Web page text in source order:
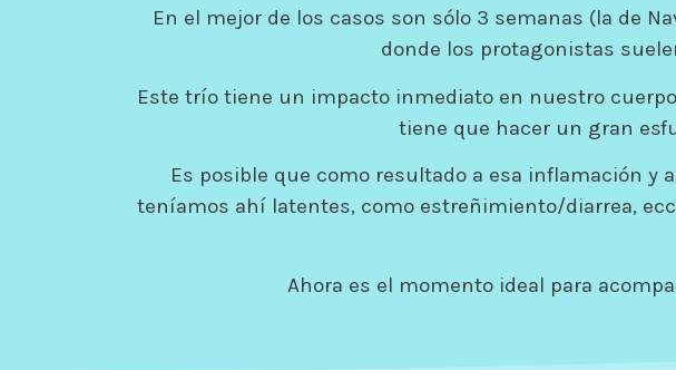
En el mejor de los casos son sólo 3 semanas (la de
donde los protagonistas
Este trío tiene un impacto inmediato en nuestro
tiene que hacer un gran
Es posible que como resultado a esa inflamación
teníamos ahí latentes, como estreñimiento/diarrea,
Ahora es el momento ideal para